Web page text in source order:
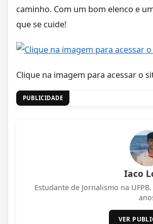
caminho. Com um bom elenco e
que se cuide!
Clique na imagem para acessar o
PUBLICIDADE
Iaco
Estudante de Jornalismo na
VER